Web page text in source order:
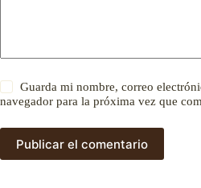
Guarda mi nombre, correo
navegador para la próxima vez que
Publicar el comentario